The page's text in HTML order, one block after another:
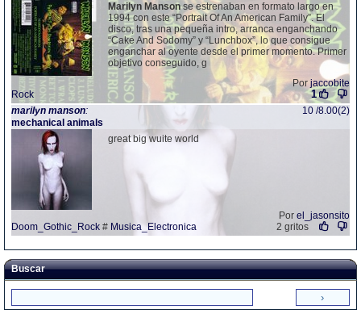
Marilyn Mansonse estrenaban en formato largo en
1994 con este “Portrait Of An American Family”. El
disco, tras una pequeña intro, arranca enganchando
“Cake And Sodomy” y “Lunchbox”, lo que consigue
enganchar al oyente desde el primer momento. Primer
objetivo conseguido, g
Por jaccobite
Rock
1
marilyn manson:
mechanical animals
10 /8.00(2)
great big wuite world
Por el_jasonsito
Doom_Gothic_Rock # Musica_Electronica 2 gritos
Buscar